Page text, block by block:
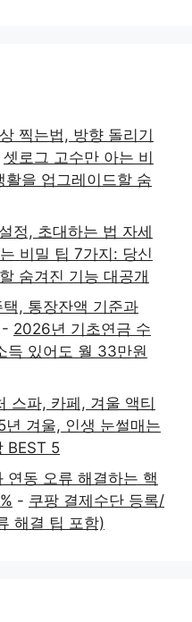
찍는법, 방향 돌리기
셋로그 고수만 아는 비
을 업그레이드할 숨
정, 초대하는 법 자세
비밀 팁 7가지: 당신
숨겨진 기능 대공개
, 통장잔액 기준과
- 2026년 기초연금 수
득 있어도 월 33만원
스파, 카페, 겨울 액티
년 겨울, 인생 눈썰매는
BEST 5
연동 오류 해결하는 핵
- 쿠팡 결제수단 등록/
해결 팁 포함)